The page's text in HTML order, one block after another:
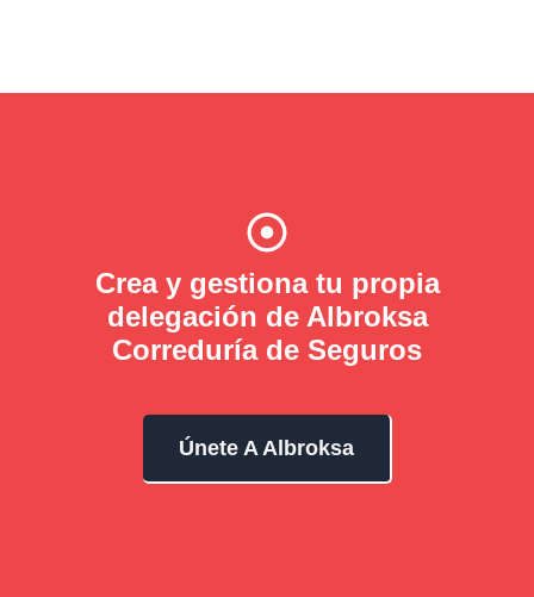
Crea y gestiona tu propia
delegación de Albroksa
Correduría de Seguros
Únete A Albroksa